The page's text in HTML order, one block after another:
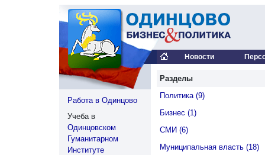
Новости
Работа в Одинцово
Учеба в
Одинцовском
Гуманитарном
Институте
Разделы
Политика (9)
Бизнес (1)
СМИ (6)
Муниципальная власть (18)